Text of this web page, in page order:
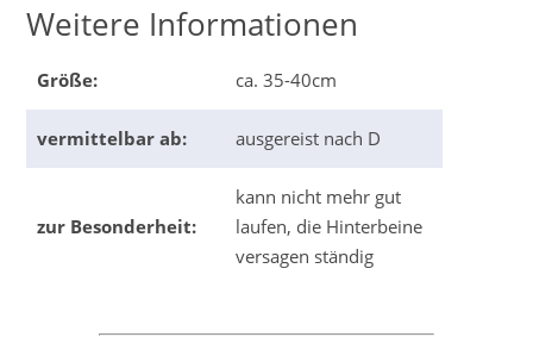
Weitere Informationen
Größe: ca. 35-40cm
vermittelbar ab: ausgereist nach D
zur Besonderheit:
kann nicht mehr gut
laufen, die Hinterbeine
versagen ständig